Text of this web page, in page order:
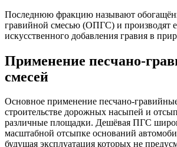
Последнюю фракцию называют
гравийной смесью (ОПГС) и производят
искусственного добавления гравия в
Применение песчано-
смесей
Основное применение песчано-
строительстве дорожных насыпей и
различные площадки. Дешёвая ПГС
масштабной отсыпке оснований
будущая эксплуатация которых не